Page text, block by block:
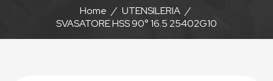
Home / UTENSILERIA /
SVASATORE HSS 90° 16.5 25402G10